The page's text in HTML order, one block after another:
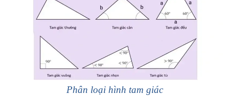
Phân loại hình tam giác